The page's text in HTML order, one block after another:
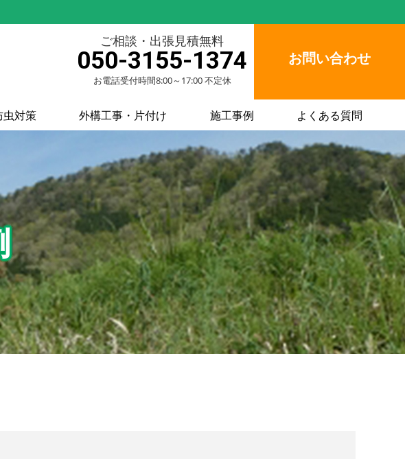
ご相談・出張見積無料
050-3155-1374
お電話受付時間8:00～17:00 不定休
お問い合わせ
虫対策 外構工事・片付け 施工事例 よくある質問